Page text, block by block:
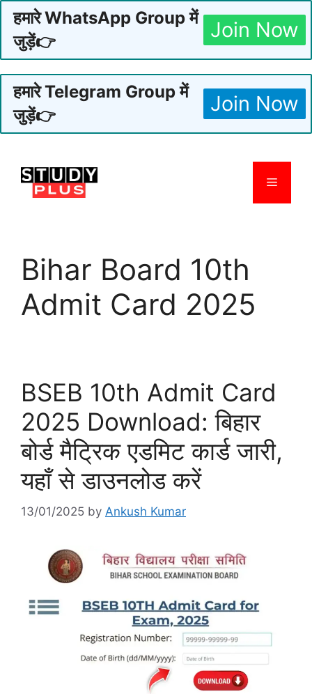
हमारे WhatsApp Group में
जुड़ें👉
Join Now
हमारे Telegram Group में
जुड़ें👉
Join Now
content
Menu
Bihar Board 10th
Admit Card 2025
BSEB 10th Admit Card
2025 Download: बिहार
बोर्ड मैट्रिक एडमिट कार्ड जारी,
यहाँ से डाउनलोड करें
13/01/2025 by Ankush Kumar